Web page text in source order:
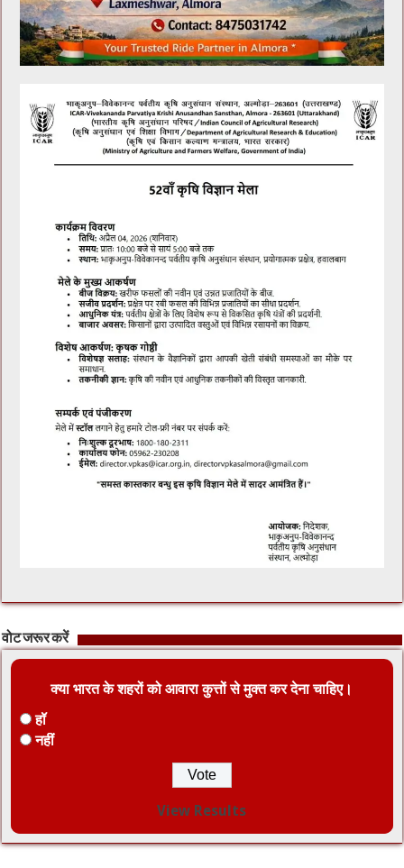
वोट जरूर करें
क्या भारत के शहरों को आवारा कुत्तों से मुक्त कर देना चाहिए।
हॉ
नहीं
View Results